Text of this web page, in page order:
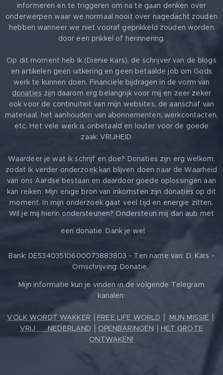
informeren en te triggeren om na te gaan denken over
onderwerpen waar we normaal nooit over nagedacht zouden
hebben wanneer we niet vooraf geprikkeld zouden worden
door een prikkel of herinnering.
Op dit moment heb Ik (Dienie Kars), de schrijver van de blogs
en artikelen geen uitkering en geen betaalde job om Gods
werk te kunnen doen. Financiële bijdragen in de vorm van
donaties zijn daarom erg belangrijk voor mij en zeer zeker
ook voor de continuïteit van mijn websites, de aanschaf van
materiaal, het aanhouden van abonnementen, werkcontacten,
etc. Het vele werk is onbetaald en louter voor de goede
zaak: VRIJHEID ❤️
Waardeer je wat ik schrijf en doe? Donaties zijn erg welkom,
zodat ik verder onderzoek kan blijven doen naar de Waarheid
van ons Aardse bestaan en daardoor goede oplossingen aan
kan reiken. Mijn enige bron van inkomsten zijn donaties op dit
moment. In mijn onderzoek gaat veel tijd en energie zitten.
Wil je mij hierin ondersteunen? Ondersteun mij dan aub met
een donatie. Dank je wel
Bank: DE53403510600073883803 - Ten name van: D. Kars -
Omschrijving: Donatie.
Mijn informatie kun je vinden in de volgende Telegram
kanalen:
VOLK WORDT WAKKER FREE LIFE WORLD MIJN MISSIE
VRIJ ❤️ NEDERLAND
OPENBARINGEN
HET GROTE
ONTWAKEN!